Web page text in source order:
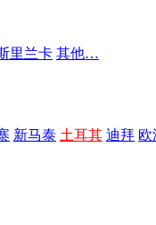
里兰卡 其他…
新马泰 土耳其 迪拜 欧